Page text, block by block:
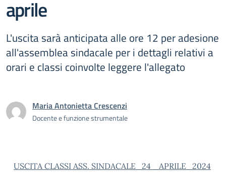
aprile
L'uscita sarà anticipata alle ore 12 per adesione
all'assemblea sindacale per i dettagli relativi a
orari e classi coinvolte leggere l'allegato
Maria Antonietta Crescenzi
Docente e funzione strumentale
USCITA CLASSI ASS. SINDACALE_24 _APRILE_2024